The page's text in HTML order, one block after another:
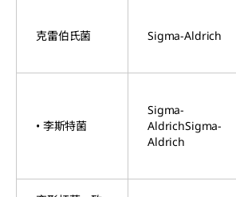
克雷伯氏菌 Sigma-Aldrich
• 李斯特菌
Sigma-
AldrichSigma-
Aldrich